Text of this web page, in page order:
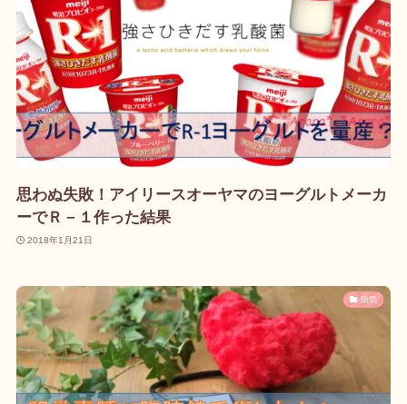
思わぬ失敗！アイリースオーヤマのヨーグルトメーカ
ーでＲ－１作った結果
2018年1月21日
病気